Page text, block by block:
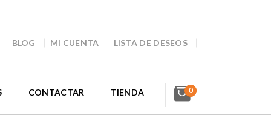
BLOG MI CUENTA LISTA DE DESEOS
CONTACTAR TIENDA 0